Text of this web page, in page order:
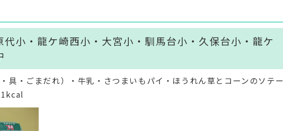
小・龍ケ崎西小・大宮小・馴馬台小・久保台小・龍ケ
具・ごまだれ）・牛乳・さつまいもパイ・ほうれん草とコーンのソテー